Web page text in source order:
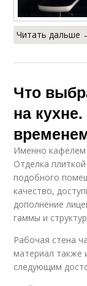
Читать дальше
Что
на
Именно кафелем
Отделка
подобного
качество,
дополнение
гаммы и
Рабочая стена
материал также
следующим